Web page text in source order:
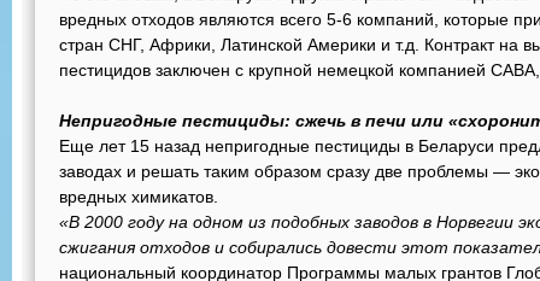
вредных отходов являются всего 5-6 компаний, которые
стран СНГ, Африки, Латинской Америки и т.д. Контракт на
пестицидов заключен с крупной немецкой компанией
Непригодные пестициды: сжечь в печи или
Еще лет 15 назад непригодные пестициды в Беларуси
заводах и решать таким образом сразу две проблемы —
вредных химикатов.
«В 2000 году на одном из подобных заводов в Норвегии
сжигания отходов и собирались довести этот
национальный координатор Программы малых грантов